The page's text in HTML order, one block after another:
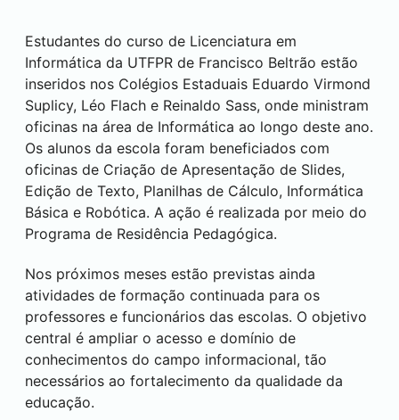
Estudantes do curso de Licenciatura em
Informática da UTFPR de Francisco Beltrão estão
inseridos nos Colégios Estaduais Eduardo Virmond
Suplicy, Léo Flach e Reinaldo Sass, onde ministram
oficinas na área de Informática ao longo deste ano.
Os alunos da escola foram beneficiados com
oficinas de Criação de Apresentação de Slides,
Edição de Texto, Planilhas de Cálculo, Informática
Básica e Robótica. A ação é realizada por meio do
Programa de Residência Pedagógica.
Nos próximos meses estão previstas ainda
atividades de formação continuada para os
professores e funcionários das escolas. O objetivo
central é ampliar o acesso e domínio de
conhecimentos do campo informacional, tão
necessários ao fortalecimento da qualidade da
educação.